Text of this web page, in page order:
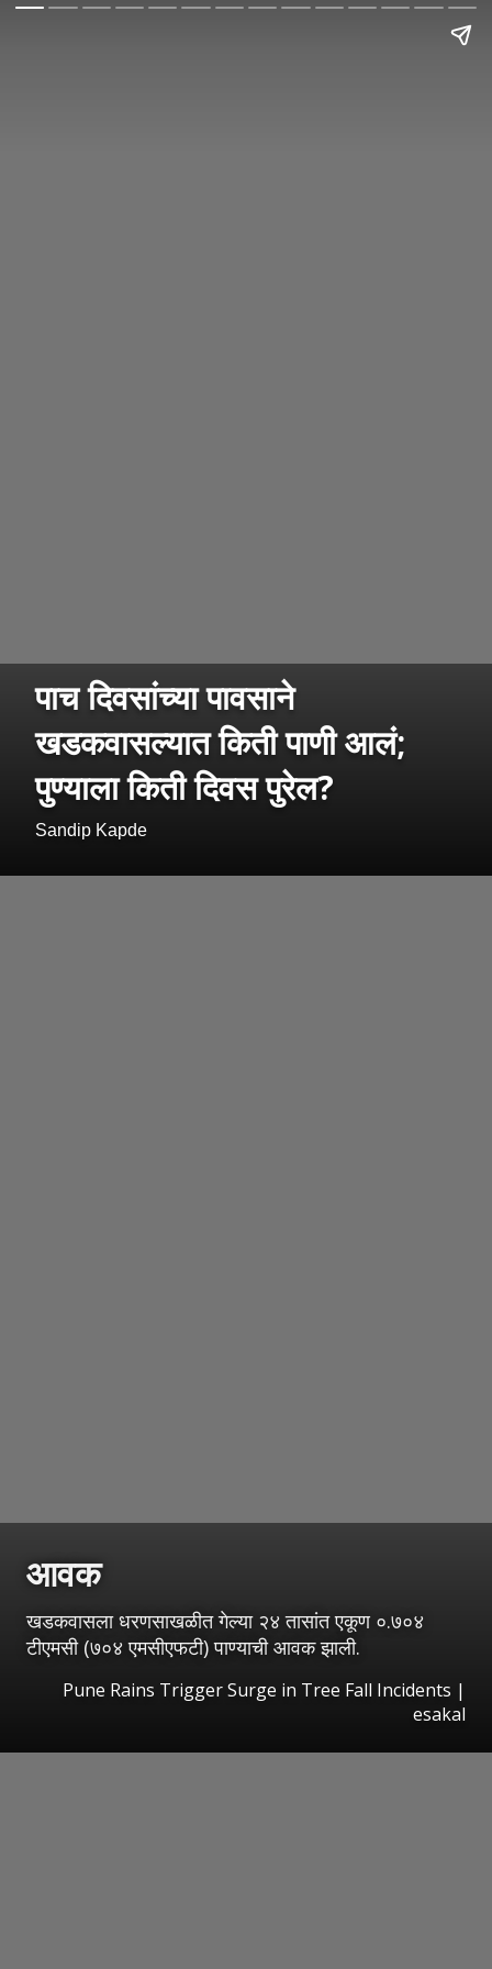
पाच दिवसांच्या पावसाने
खडकवासल्यात किती पाणी आलं;
पुण्याला किती दिवस पुरेल?
Sandip Kapde
आवक
खडकवासला धरणसाखळीत गेल्या २४ तासांत एकूण ०.७०४
टीएमसी (७०४ एमसीएफटी) पाण्याची आवक झाली.
Pune Rains Trigger Surge in Tree Fall Incidents |
esakal